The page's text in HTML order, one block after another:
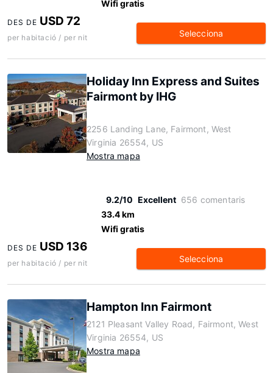
Wifi gratis
DES DE USD 72
per habitació / per nit Selecciona
Holiday Inn Express and Suites
Fairmont by IHG
2256 Landing Lane, Fairmont, West
Virginia 26554, US
Mostra mapa
9.2/10 Excellent 656 comentaris
33.4 km
Wifi gratis
DES DE USD 136
per habitació / per nit Selecciona
Hampton Inn Fairmont
2121 Pleasant Valley Road, Fairmont, West
Virginia 26554, US
Mostra mapa